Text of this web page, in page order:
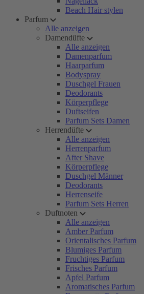
Beach Hair stylen
Parfum
Alle anzeigen
Damendüfte
Alle anzeigen
Damenparfum
Haarparfum
Bodyspray
Duschgel Frauen
Deodorants
Körperpflege
Duftseifen
Parfum Sets Damen
Herrendüfte
Alle anzeigen
Herrenparfum
After Shave
Körperpflege
Duschgel Männer
Deodorants
Herrenseife
Parfum Sets Herren
Duftnoten
Alle anzeigen
Amber Parfum
Orientalisches Parfum
Blumiges Parfum
Fruchtiges Parfum
Frisches Parfum
Apfel Parfum
Aromatisches Parfum